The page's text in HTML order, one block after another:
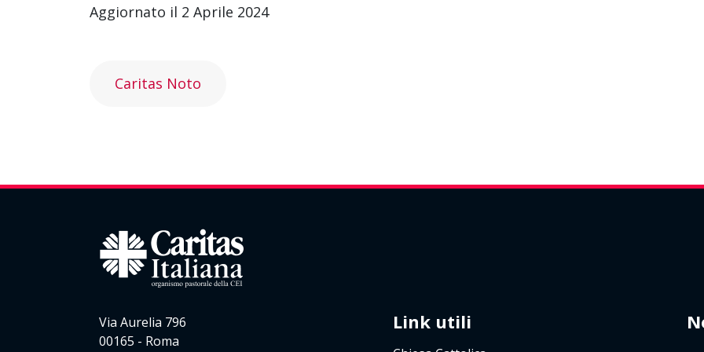
Aggiornato il 2 Aprile 2024
Caritas Noto
Via Aurelia 796
00165 - Roma
Link utili